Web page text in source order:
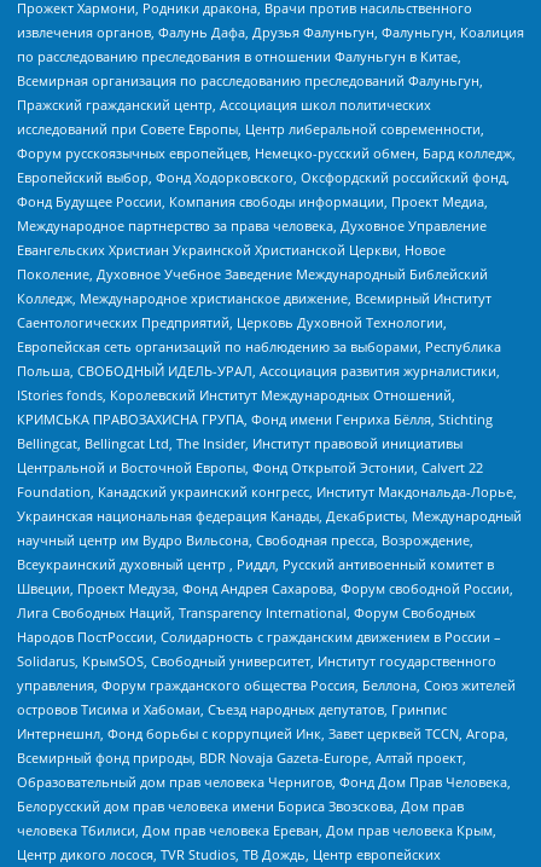
Прожект Хармони, Родники дракона, Врачи против насильственного
извлечения органов, Фалунь Дафа, Друзья Фалуньгун, Фалуньгун, Коалиция
по расследованию преследования в отношении Фалуньгун в Китае,
Всемирная организация по расследованию преследований Фалуньгун,
Пражский гражданский центр, Ассоциация школ политических
исследований при Совете Европы, Центр либеральной современности,
Форум русскоязычных европейцев, Немецко-русский обмен, Бард колледж,
Европейский выбор, Фонд Ходорковского, Оксфордский российский фонд,
Фонд Будущее России, Компания свободы информации, Проект Медиа,
Международное партнерство за права человека, Духовное Управление
Евангельских Христиан Украинской Христианской Церкви, Новое
Поколение, Духовное Учебное Заведение Международный Библейский
Колледж, Международное христианское движение, Всемирный Институт
Саентологических Предприятий, Церковь Духовной Технологии,
Европейская сеть организаций по наблюдению за выборами, Республика
Польша, СВОБОДНЫЙ ИДЕЛЬ-УРАЛ, Ассоциация развития журналистики,
IStories fonds, Королевский Институт Международных Отношений,
КРИМСЬКА ПРАВОЗАХИСНА ГРУПА, Фонд имени Генриха Бёлля, Stichting
Bellingcat, Bellingcat Ltd, The Insider, Институт правовой инициативы
Центральной и Восточной Европы, Фонд Открытой Эстонии, Calvert 22
Foundation, Канадский украинский конгресс, Институт Макдональда-Лорье,
Украинская национальная федерация Канады, Декабристы, Международный
научный центр им Вудро Вильсона, Свободная пресса, Возрождение,
Всеукраинский духовный центр , Риддл, Русский антивоенный комитет в
Швеции, Проект Медуза, Фонд Андрея Сахарова, Форум свободной России,
Лига Свободных Наций, Transparеncy International, Форум Свободных
Народов ПостРоссии, Солидарность с гражданским движением в России –
Solidarus, КрымSOS, Свободный университет, Институт государственного
управления, Форум гражданского общества Россия, Беллона, Союз жителей
островов Тисима и Хабомаи, Съезд народных депутатов, Гринпис
Интернешнл, Фонд борьбы с коррупцией Инк, Завет церквей TCCN, Агора,
Всемирный фонд природы, BDR Novaja Gazeta-Europe, Алтай проект,
Образовательный дом прав человека Чернигов, Фонд Дом Прав Человека,
Белорусский дом прав человека имени Бориса Звозскова, Дом прав
человека Тбилиси, Дом прав человека Ереван, Дом прав человека Крым,
Центр дикого лосося, TVR Studios, ТВ Дождь, Центр европейских